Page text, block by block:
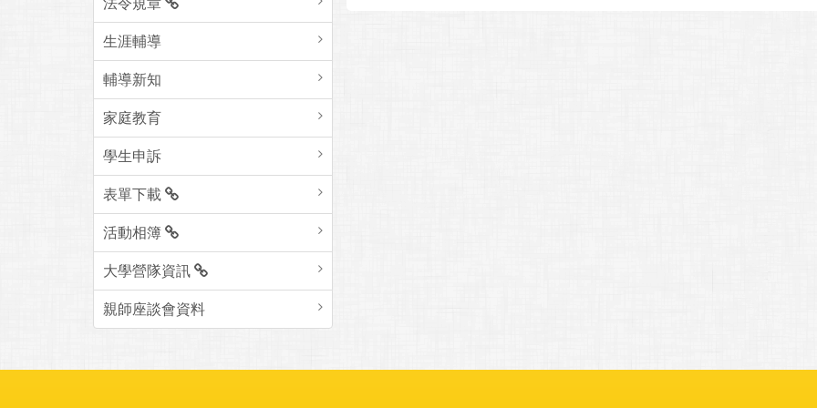
生涯輔導
輔導新知
家庭教育
學生申訴
表單下載
活動相簿
大學營隊資訊
親師座談會資料